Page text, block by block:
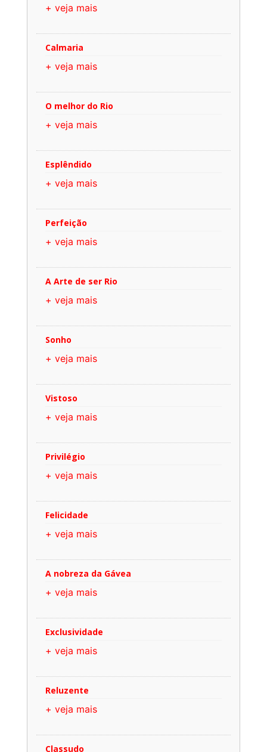
+ veja mais
Calmaria
+ veja mais
O melhor do Rio
+ veja mais
Esplêndido
+ veja mais
Perfeição
+ veja mais
A Arte de ser Rio
+ veja mais
Sonho
+ veja mais
Vistoso
+ veja mais
Privilégio
+ veja mais
Felicidade
+ veja mais
A nobreza da Gávea
+ veja mais
Exclusividade
+ veja mais
Reluzente
+ veja mais
Classudo